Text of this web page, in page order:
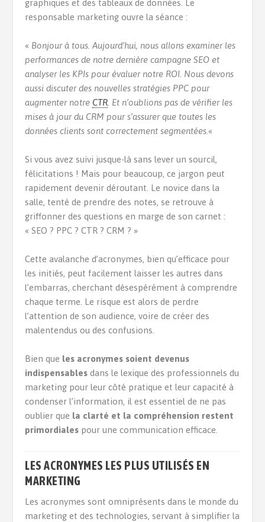
graphiques et des tableaux de données. Le
responsable marketing ouvre la séance :
« Bonjour à tous. Aujourd’hui, nous allons examiner les
performances de notre dernière campagne SEO et
analyser les KPIs pour évaluer notre ROI. Nous devons
aussi discuter des nouvelles stratégies PPC pour
augmenter notre CTR . Et n’oublions pas de vérifier les
mises à jour du CRM pour s’assurer que toutes les
données clients sont correctement segmentées. «
Si vous avez suivi jusque-là sans lever un sourcil,
félicitations ! Mais pour beaucoup, ce jargon peut
rapidement devenir déroutant. Le novice dans la
salle, tenté de prendre des notes, se retrouve à
griffonner des questions en marge de son carnet :
« SEO ? PPC ? CTR ? CRM ? »
Cette avalanche d’acronymes, bien qu’efficace pour
les initiés, peut facilement laisser les autres dans
l’embarras, cherchant désespérément à comprendre
chaque terme. Le risque est alors de perdre
l’attention de son audience, voire de créer des
malentendus ou des confusions.
Bien que les acronymes soient devenus
indispensables dans le lexique des professionnels du
marketing pour leur côté pratique et leur capacité à
condenser l’information, il est essentiel de ne pas
oublier que la clarté et la compréhension restent
primordiales pour une communication efficace.
LES ACRONYMES LES PLUS UTILISÉS EN
MARKETING
Les acronymes sont omniprésents dans le monde du
marketing et des technologies, servant à simplifier la